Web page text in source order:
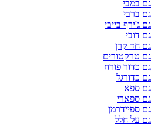
במבי
ברבי
ג'ירף בייבי
דובי
חד קרן
טרקטורים
כדור פורח
כדורגל
ספא
ספארי
ספיידרמן
על חלל